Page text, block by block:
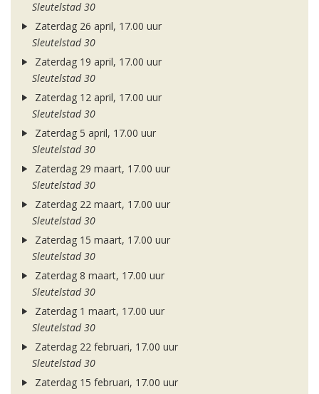
Sleutelstad 30
Zaterdag 26 april, 17.00 uur
Sleutelstad 30
Zaterdag 19 april, 17.00 uur
Sleutelstad 30
Zaterdag 12 april, 17.00 uur
Sleutelstad 30
Zaterdag 5 april, 17.00 uur
Sleutelstad 30
Zaterdag 29 maart, 17.00 uur
Sleutelstad 30
Zaterdag 22 maart, 17.00 uur
Sleutelstad 30
Zaterdag 15 maart, 17.00 uur
Sleutelstad 30
Zaterdag 8 maart, 17.00 uur
Sleutelstad 30
Zaterdag 1 maart, 17.00 uur
Sleutelstad 30
Zaterdag 22 februari, 17.00 uur
Sleutelstad 30
Zaterdag 15 februari, 17.00 uur